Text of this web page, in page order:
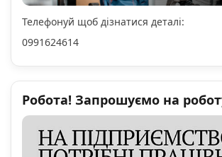
Телефонуй щоб дізнатися деталі:
0991624614
Робота! Запрошуємо на